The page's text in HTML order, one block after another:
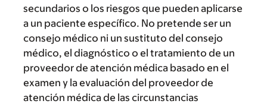
secundarios o los riesgos que pueden aplicarse
a un paciente específico. No pretende ser un
consejo médico ni un sustituto del consejo
médico, el diagnóstico o el tratamiento de un
proveedor de atención médica basado en el
examen y la evaluación del proveedor de
atención médica de las circunstancias